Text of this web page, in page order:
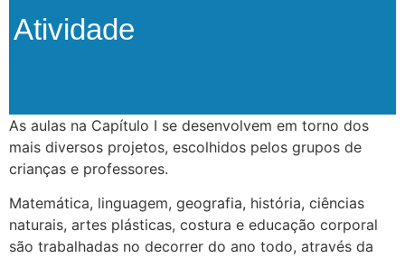
Atividade
As aulas na Capítulo I se desenvolvem em torno dos
mais diversos projetos, escolhidos pelos grupos de
crianças e professores.
Matemática, linguagem, geografia, história, ciências
naturais, artes plásticas, costura e educação corporal
são trabalhadas no decorrer do ano todo, através da